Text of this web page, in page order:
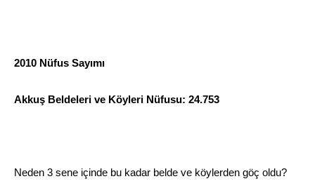
2010 Nüfus Sayımı
Akkuş Beldeleri ve Köyleri Nüfusu: 24.753
Neden 3 sene içinde bu kadar belde ve köylerden göç oldu?